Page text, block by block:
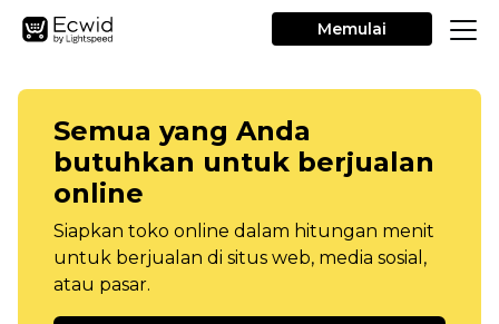
Memulai
Semua yang Anda
butuhkan untuk berjualan
online
Siapkan toko online dalam hitungan menit
untuk berjualan di situs web, media sosial,
atau pasar.